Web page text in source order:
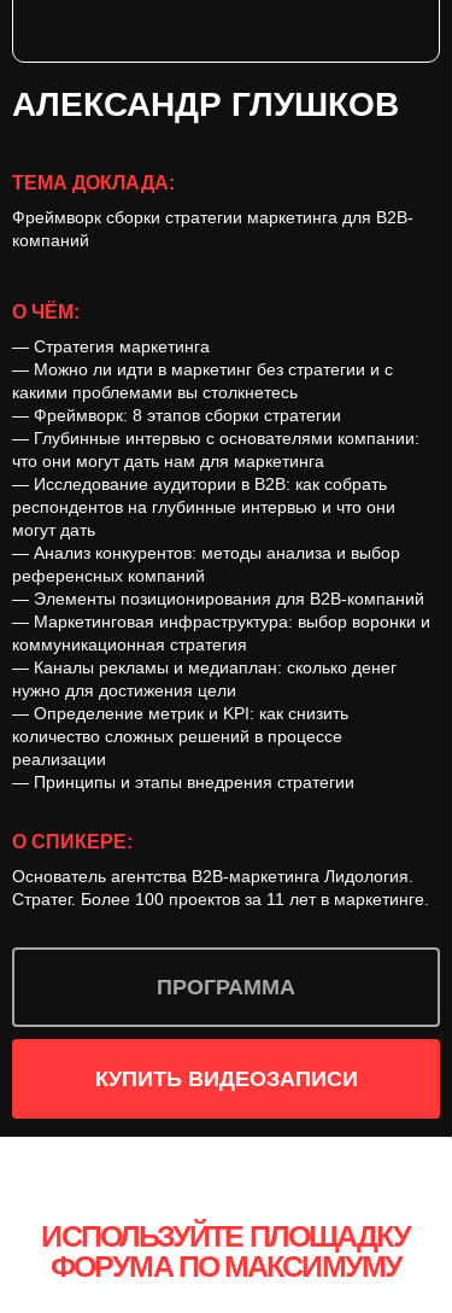
АЛЕКСАНДР ГЛУШКОВ
ТЕМА ДОКЛАДА:
Фреймворк сборки стратегии маркетинга для B2B-
компаний
О ЧЁМ:
— Стратегия маркетинга
— Можно ли идти в маркетинг без стратегии и с
какими проблемами вы столкнетесь
— Фреймворк: 8 этапов сборки стратегии
— Глубинные интервью с основателями компании:
что они могут дать нам для маркетинга
— Исследование аудитории в B2B: как собрать
респондентов на глубинные интервью и что они
могут дать
— Анализ конкурентов: методы анализа и выбор
референсных компаний
— Элементы позиционирования для B2B-компаний
— Маркетинговая инфраструктура: выбор воронки и
коммуникационная стратегия
— Каналы рекламы и медиаплан: сколько денег
нужно для достижения цели
— Определение метрик и KPI: как снизить
количество сложных решений в процессе
реализации
— Принципы и этапы внедрения стратегии
О СПИКЕРЕ:
Основатель агентства B2B-маркетинга Лидология.
Стратег. Более 100 проектов за 11 лет в маркетинге.
ПРОГРАММА
КУПИТЬ ВИДЕОЗАПИСИ
ИСПОЛЬЗУЙТЕ ПЛОЩАДКУ
ФОРУМА ПО МАКСИМУМУ